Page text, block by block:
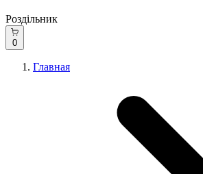
Роздільник
0
Главная